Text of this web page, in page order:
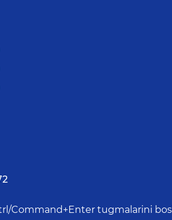
Command+Enter tugmalarini